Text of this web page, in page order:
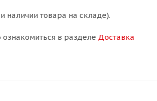
наличии товара на складе).
в разделе Доставка